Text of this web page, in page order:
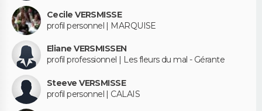
Cecile VERSMISSE
profil personnel | MARQUISE
Eliane VERSMISSEN
profil professionnel | Les fleurs du mal - Gérante
Steeve VERSMISSE
profil personnel | CALAIS